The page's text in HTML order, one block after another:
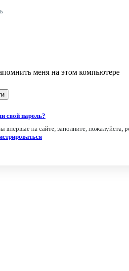
меня на этом компьютере
свой пароль?
впервые на сайте, заполните, пожалуйста,